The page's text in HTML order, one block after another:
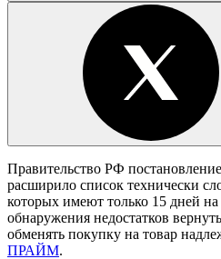
Правительство РФ
расширило список технически
которых имеют только 15 дней на
обнаружения недостатков
обменять покупку на товар
ПРАЙМ.